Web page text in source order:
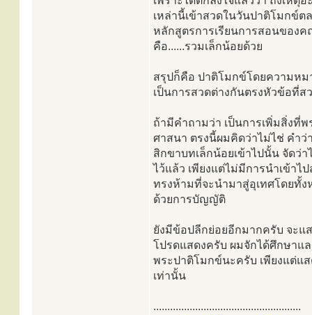
เหล่านี้เข้าสวดในวันปาติโมกข์ต
หลักสูตรการเรียนการสอนของ
คือ......รวมเล็กน้อยด้วย
สรุปก็คือ ปาติโมกข์โดยความห
เป็นการสวดต่างกันตรงหัวข้อที่ส
ถ้ามีคำถามว่า เป็นการเพิ่มสิ่งที่
ศาสนา ตรงนี้ผมคิดว่าไม่ไช่ คำ
สิกขาบทเล็กน้อยเข้าไปนั้น จัดว่
ไว้แล้ว เพียงแต่ไม่มีการนำเข้า
ทรงห้ามที่จะนำมาสู่อุเทศโดยทั้ง
ด้วยการบัญญัติ
ยังมีข้อปลีกย่อยอีกมากครับ จะ
โปรดแสดงครับ ผมจักได้ศึกษาแ
พระปาติโมกข์นะครับ เพียงแต่
เท่านั้น
.....................................................